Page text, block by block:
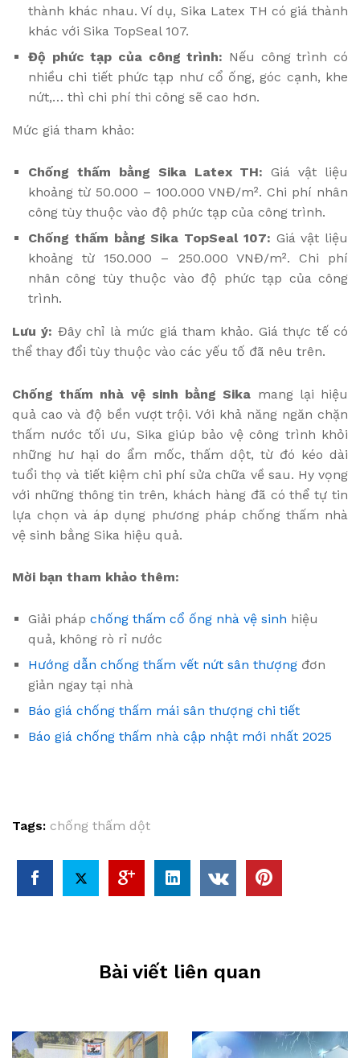
thành khác nhau. Ví dụ, Sika Latex TH có giá thành
khác với Sika TopSeal 107.
Độ phức tạp của công trình: Nếu công trình có
nhiều chi tiết phức tạp như cổ ống, góc cạnh, khe
nứt,… thì chi phí thi công sẽ cao hơn.
Mức giá tham khảo:
Chống thấm bằng Sika Latex TH: Giá vật liệu
khoảng từ 50.000 – 100.000 VNĐ/m². Chi phí nhân
công tùy thuộc vào độ phức tạp của công trình.
Chống thấm bằng Sika TopSeal 107: Giá vật liệu
khoảng từ 150.000 – 250.000 VNĐ/m². Chi phí
nhân công tùy thuộc vào độ phức tạp của công
trình.
Lưu ý: Đây chỉ là mức giá tham khảo. Giá thực tế có
thể thay đổi tùy thuộc vào các yếu tố đã nêu trên.
Chống thấm nhà vệ sinh bằng Sika mang lại hiệu
quả cao và độ bền vượt trội. Với khả năng ngăn chặn
thấm nước tối ưu, Sika giúp bảo vệ công trình khỏi
những hư hại do ẩm mốc, thấm dột, từ đó kéo dài
tuổi thọ và tiết kiệm chi phí sửa chữa về sau. Hy vọng
với những thông tin trên, khách hàng đã có thể tự tin
lựa chọn và áp dụng phương pháp chống thấm nhà
vệ sinh bằng Sika hiệu quả.
Mời bạn tham khảo thêm:
Giải pháp chống thấm cổ ống nhà vệ sinh hiệu
quả, không rò rỉ nước
Hướng dẫn chống thấm vết nứt sân thượng đơn
giản ngay tại nhà
Báo giá chống thấm mái sân thượng chi tiết
Báo giá chống thấm nhà cập nhật mới nhất 2025
Tags: chống thấm dột
Bài viết liên quan